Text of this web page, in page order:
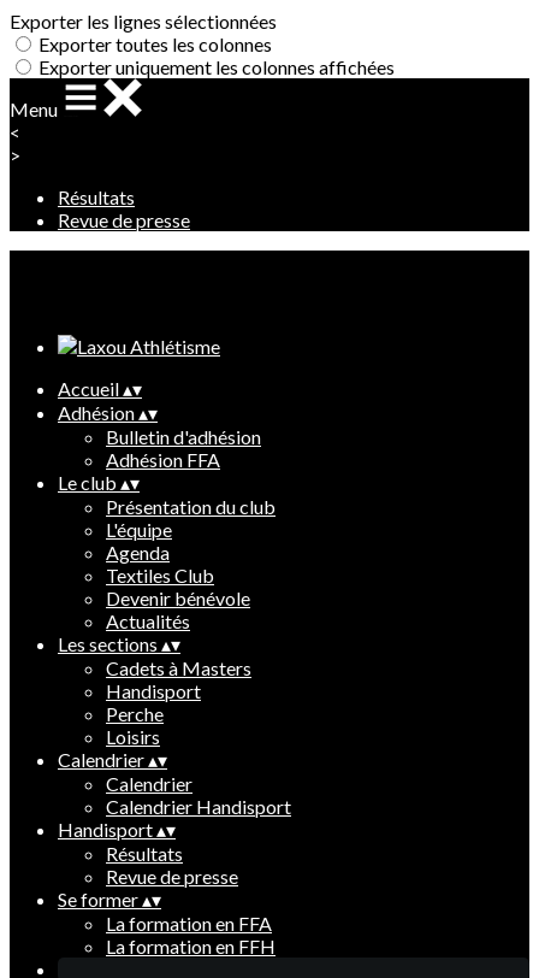
Exporter les lignes sélectionnées
Exporter toutes les colonnes
Exporter uniquement les colonnes affichées
Menu
<
>
Résultats
Revue de presse
Accueil▴▾
Adhésion▴▾
Bulletin d'adhésion
Adhésion FFA
Le club ▴▾
Présentation du club
L'équipe
Agenda
Textiles Club
Devenir bénévole
Actualités
Les sections ▴▾
Cadets à Masters
Handisport
Perche
Loisirs
Calendrier▴▾
Calendrier
Calendrier Handisport
Handisport▴▾
Résultats
Revue de presse
Se former▴▾
La formation en FFA
La formation en FFH